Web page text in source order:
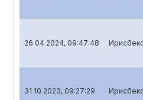
26 04 2024, 09:47:48
31 10 2023, 09:27:29